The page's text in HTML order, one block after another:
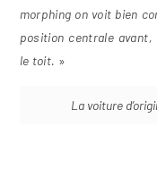
morphing on voit bien
position centrale
le toit. »
La voiture